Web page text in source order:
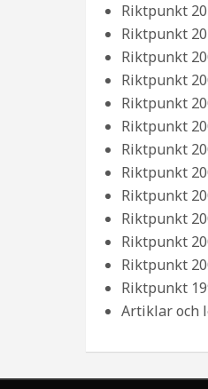
Riktpunkt
Riktpunkt
Riktpunkt
Riktpunkt
Riktpunkt
Riktpunkt
Riktpunkt
Riktpunkt
Riktpunkt
Riktpunkt
Riktpunkt
Riktpunkt
Riktpunkt
Artiklar och